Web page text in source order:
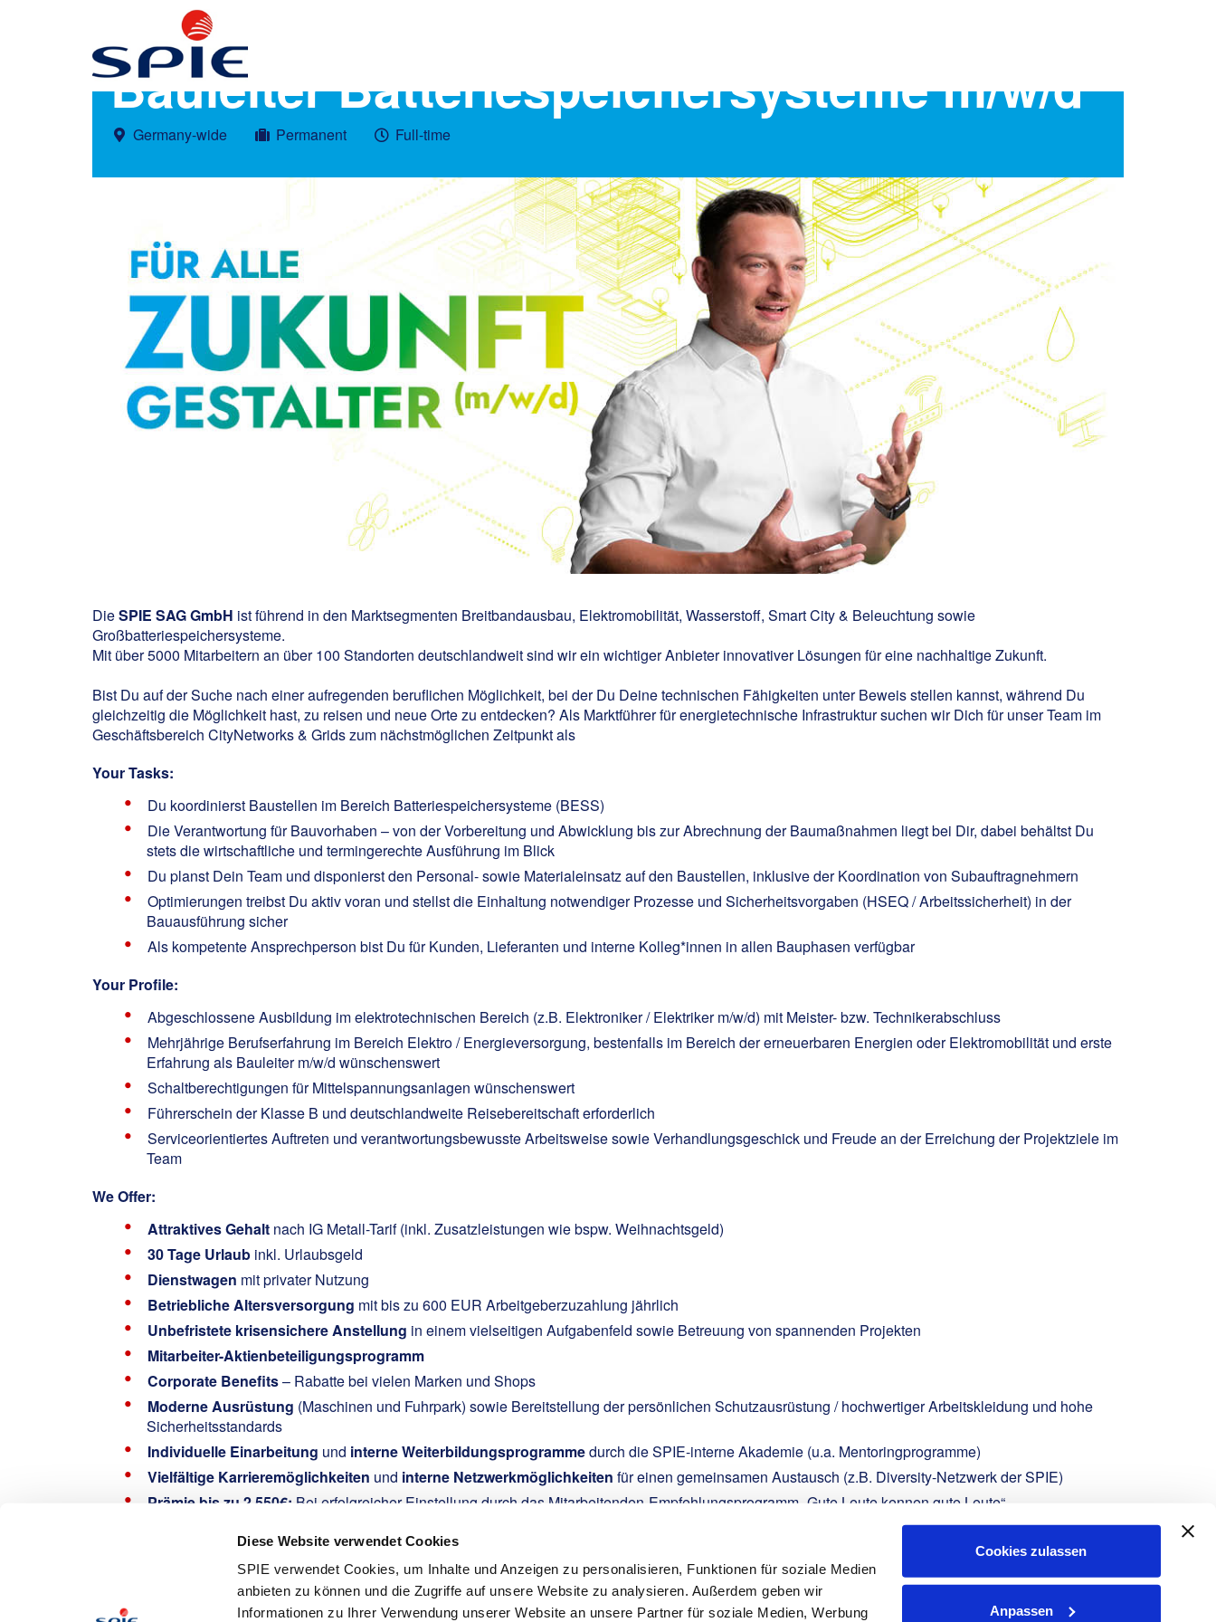
Diese Website verwendet Cookies
SPIE verwendet Cookies, um Inhalte und Anzeigen zu personalisieren, Funktionen für soziale Medien
anbieten zu können und die Zugriffe auf unsere Website zu analysieren. Außerdem geben wir
Informationen zu Ihrer Verwendung unserer Website an unsere Partner für soziale Medien, Werbung
Cookies zulassen
Anpassen
Bauleiter Batteriespeichersysteme m/w/d
Germany-wide Permanent Full-time
DieSPIE SAG GmbH ist führend in den Marktsegmenten Breitbandausbau, Elektromobilität, Wasserstoff, Smart City & Beleuchtung sowie
Großbatteriespeichersysteme.
Mit über 5000 Mitarbeitern an über 100 Standorten deutschlandweit sind wir ein wichtiger Anbieter innovativer Lösungen für eine nachhaltige Zukunft.
Bist Du auf der Suche nach einer aufregenden beruflichen Möglichkeit, bei der Du Deine technischen Fähigkeiten unter Beweis stellen kannst, während Du
gleichzeitig die Möglichkeit hast, zu reisen und neue Orte zu entdecken? Als Marktführer für energietechnische Infrastruktur suchen wir Dich für unser Team im
Geschäftsbereich CityNetworks & Grids zum nächstmöglichen Zeitpunkt als
Your Tasks:
Du koordinierst Baustellen im Bereich Batteriespeichersysteme (BESS)
Die Verantwortung für Bauvorhaben – von der Vorbereitung und Abwicklung bis zur Abrechnung der Baumaßnahmen liegt bei Dir, dabei behältst Du
stets die wirtschaftliche und termingerechte Ausführung im Blick
Du planst Dein Team und disponierst den Personal- sowie Materialeinsatz auf den Baustellen, inklusive der Koordination von Subauftragnehmern
Optimierungen treibst Du aktiv voran und stellst die Einhaltung notwendiger Prozesse und Sicherheitsvorgaben (HSEQ / Arbeitssicherheit) in der
Bauausführung sicher
Als kompetente Ansprechperson bist Du für Kunden, Lieferanten und interne Kolleg*innen in allen Bauphasen verfügbar
Your Profile:
Abgeschlossene Ausbildung im elektrotechnischen Bereich (z.B. Elektroniker / Elektriker m/w/d) mit Meister- bzw. Technikerabschluss
Mehrjährige Berufserfahrung im Bereich Elektro / Energieversorgung, bestenfalls im Bereich der erneuerbaren Energien oder Elektromobilität und erste
Erfahrung als Bauleiter m/w/d wünschenswert
Schaltberechtigungen für Mittelspannungsanlagen wünschenswert
Führerschein der Klasse B und deutschlandweite Reisebereitschaft erforderlich
Serviceorientiertes Auftreten und verantwortungsbewusste Arbeitsweise sowie Verhandlungsgeschick und Freude an der Erreichung der Projektziele im
Team
We Offer:
Attraktives Gehalt nach IG Metall-Tarif (inkl. Zusatzleistungen wie bspw. Weihnachtsgeld)
30 Tage Urlaub inkl. Urlaubsgeld
Dienstwagen mit privater Nutzung
Betriebliche Altersversorgung mit bis zu 600 EUR Arbeitgeberzuzahlung jährlich
Unbefristete krisensichere Anstellung in einem vielseitigen Aufgabenfeld sowie Betreuung von spannenden Projekten
Mitarbeiter-Aktienbeteiligungsprogramm
Corporate Benefits– Rabatte bei vielen Marken und Shops
Moderne Ausrüstung (Maschinen und Fuhrpark) sowie Bereitstellung der persönlichen Schutzausrüstung / hochwertiger Arbeitskleidung und hohe
Sicherheitsstandards
Individuelle Einarbeitung und interne Weiterbildungsprogrammedurch die SPIE-interne Akademie (u.a. Mentoringprogramme)
Vielfältige Karrieremöglichkeiten und interne Netzwerkmöglichkeiten für einen gemeinsamen Austausch (z.B. Diversity-Netzwerk der SPIE)
Prämie bis zu 2.550€: Bei erfolgreicher Einstellung durch das Mitarbeitenden-Empfehlungsprogramm „Gute Leute kennen gute Leute“
Spende den Rest-Cent Deiner Nettovergütung und erhalte bei Bedarf selbst finanzielle Hilfe aus dem Unterstützungsfond